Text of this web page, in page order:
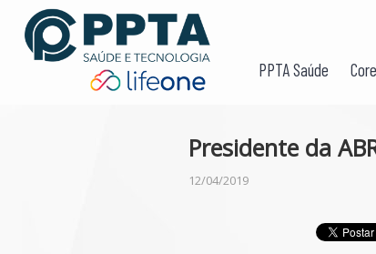
PPTA Saúde
Presidente da
12/04/2019